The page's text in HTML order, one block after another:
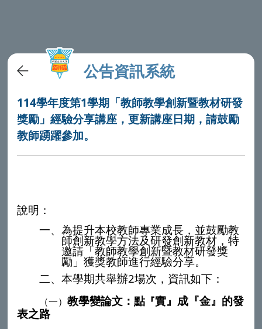
公告資訊系統
114學年度第1學期「教師教學創新暨教材研發
獎勵」經驗分享講座，更新講座日期，請鼓勵
教師踴躍參加。
說明：
一、為提升本校教師專業成長，並鼓勵教
師創新教學方法及研發創新教材，特
邀請「教師教學創新暨教材研發獎
勵」獲獎教師進行經驗分享。
二、本學期共舉辦2場次，資訊如下：
（一）教學變論文：點『實』成『金』的發
表之路